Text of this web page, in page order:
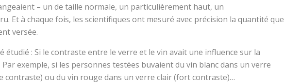
– un de taille normale, un particulièrement haut, un
Et à chaque fois, les scientifiques ont mesuré avec précision la quantité que
versée.
étudié : Si le contraste entre le verre et le vin avait une influence sur la
exemple, si les personnes testées buvaient du vin blanc dans un verre
contraste) ou du vin rouge dans un verre clair (fort contraste)…